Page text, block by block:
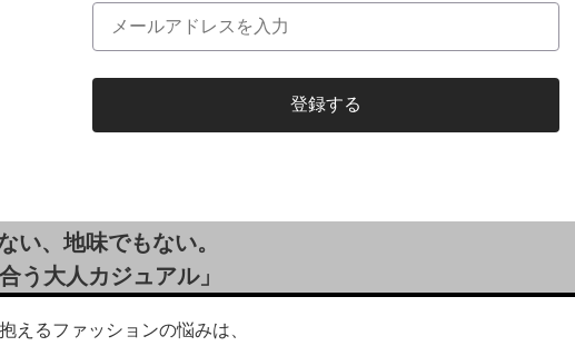
い、地味でもない。
う大人カジュアル」
えるファッションの悩みは、